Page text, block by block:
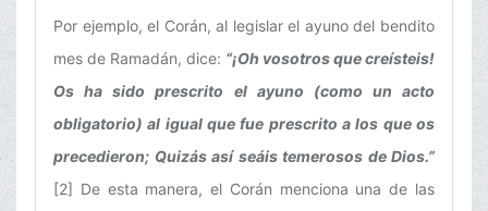
Por ejemplo, el Corán, al legislar el ayuno del bendito
mes de Ramadán, dice: “¡Oh vosotros que creísteis!
Os ha sido prescrito el ayuno (como un acto
obligatorio) al igual que fue prescrito a los que os
precedieron; Quizás así seáis temerosos de Dios.”
[2] De esta manera, el Corán menciona una de las